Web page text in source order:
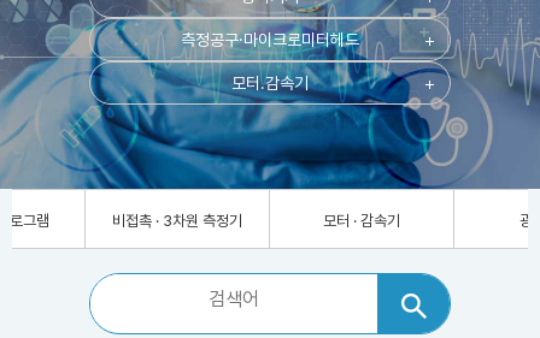
측정공구·마이크로미터헤드 add
모터.감속기 add
측정기 모터 · 감속기 광계측기